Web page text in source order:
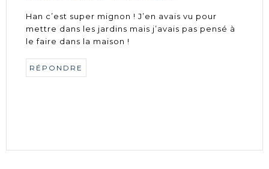
Han c’est super mignon ! J’en avais vu pour
mettre dans les jardins mais j’avais pas pensé à
le faire dans la maison !
RÉPONDRE